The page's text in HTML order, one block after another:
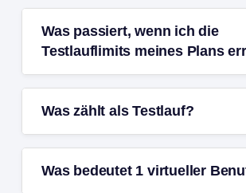
Was passiert, wenn ich die
Testlauflimits meines Plans
Was zählt als Testlauf?
Was bedeutet 1 virtueller